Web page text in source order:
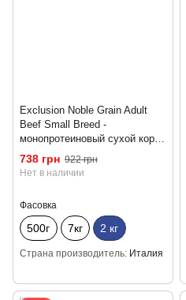
Exclusion Noble Grain Adult
Beef Small Breed -
монопротеиновый сухой корм
для взрослых собак мелких
пород с говядиной 2 кг
738 грн 922 грн
Нет в наличии
Фасовка
500г 7кг 2 кг
Страна производитель Италия